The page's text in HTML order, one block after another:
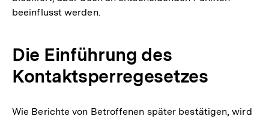
beeinflusst werden.
Die Einführung des
Kontaktsperregesetzes
Wie Berichte von Betroffenen später bestätigen, wird